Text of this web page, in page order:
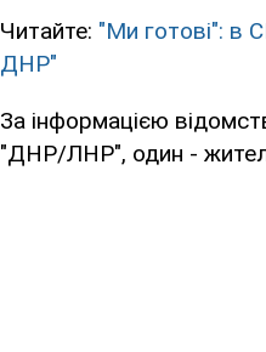
Читайте: "Ми готові": в
ДНР"
За інформацією
"ДНР/ЛНР", один -